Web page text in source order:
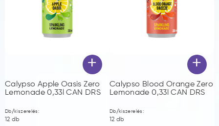
+
Calypso Apple Oasis Zero
Lemonade 0,33l CAN DRS
Db/kiszerelés:
12 db
+
Calypso Blood Orange Zero
Lemonade 0,33l CAN DRS
Db/kiszerelés:
12 db